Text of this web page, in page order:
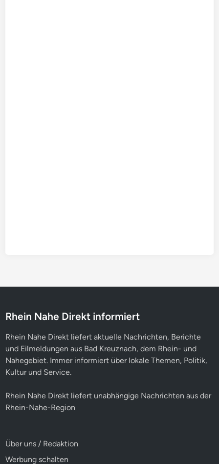
Rhein Nahe Direkt informiert
Rhein Nahe Direkt liefert aktuelle Nachrichten, Berichte
und Eilmeldungen aus Bad Kreuznach, dem Rhein- und
Nahegebiet. Immer informiert über lokale Themen, Politik,
Kultur und Service.
Rhein Nahe Direkt liefert unabhängige Nachrichten aus der
Rhein-Nahe-Region
Über uns / Redaktion
Werbung schalten